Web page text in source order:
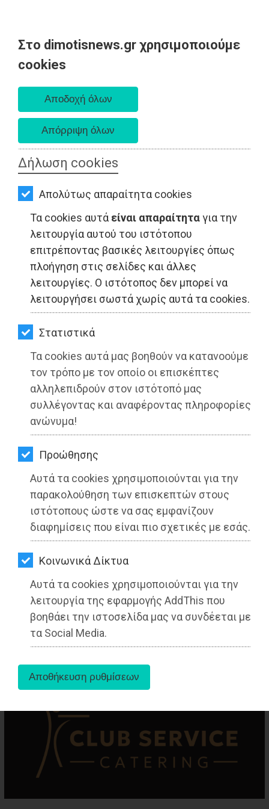
Στο dimotisnews.gr χρησιμοποιούμε
cookies
Δήλωση cookies
Απολύτως απαραίτητα cookies
Τα cookies αυτά είναι απαραίτηταγια την
λειτουργία αυτού του ιστότοπου
επιτρέποντας βασικές λειτουργίες όπως
πλοήγηση στις σελίδες και άλλες
λειτουργίες. Ο ιστότοπος δεν μπορεί να
λειτουργήσει σωστά χωρίς αυτά τα cookies.
Στατιστικά
Τα cookies αυτά μας βοηθούν να κατανοούμε
τον τρόπο με τον οποίο οι επισκέπτες
αλληλεπιδρούν στον ιστότοπό μας
συλλέγοντας και αναφέροντας πληροφορίες
ανώνυμα!
Προώθησης
Αυτά τα cookies χρησιμοποιούνται για την
παρακολούθηση των επισκεπτών στους
ιστότοπους ώστε να σας εμφανίζουν
διαφημίσεις που είναι πιο σχετικές με εσάς.
Kοινωνικά Δίκτυα
Αυτά τα cookies χρησιμοποιούνται για την
λειτουργία της εφαρμογής AddThis που
βοηθάει την ιστοσελίδα μας να συνδέεται με
τα Social Media.
AΡΧΙΚΗ
ΕΙΔΗΣΕΙΣ
ΠΟΛΙΤΙΚΗ
ΤΟΠΙΚΗ
ΑΥΤΟΔΙΟΙΚΗΣΗ
ΟΙΚΟΝΟΜΙΑ
ΑΘΛΗΤΙΣΜΟΣ
ΠΟΛΙΤΙΣΜΟΣ
ΣΠΙΤΙ-
ΚΗΠΟΣ
ΥΓΕΙΑ
LIFESTYLE
ΤΑΞΙΔΙΑ
ΕΞΟΔΟΣ
ΠΕΡΙΒΑΛΛΟΝ
ΚΑΤΟΙΚΙΔΙΟ
ΑΓΓΕΛΙΕΣ
ΕΦΗΜΕΡΙΔΕΣ
OΔΗΓΟΣ
ΑΓΟΡΑΣ
ΨΙΘΥΡΟΙ
ΑΠΟΣΤΟΛΗ
ΑΡΘΡΩΝ
ΤΟΠΙΚΗ ΑΥΤΟΔΙΟΙΚΗΣΗ - Ανατολική Αττική
Βαγγέλης Μπουρνούς: Με τις
δυνάμεις μας στην πρώτη γραμμή και
σε ετοιμότητα όλος ο μηχανισμός του
δήμου μας
Διαβάστηκε 3419 φορές
27-05-2025
Από τo Dimotisnews
aboutus
Ανατολική Αττική,